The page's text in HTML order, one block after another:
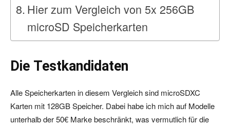
Hier zum Vergleich von 5x 256GB
microSD Speicherkarten
Die Testkandidaten
Alle Speicherkarten in diesem Vergleich sind microSDXC
Karten mit 128GB Speicher. Dabei habe ich mich auf Modelle
unterhalb der 50€ Marke beschränkt, was vermutlich für die